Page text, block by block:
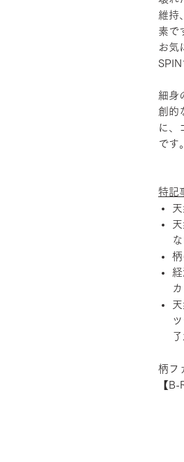
維持
素で
お気
SPIN
細身
創的
に、
です。
特記
柄
柄フ
【